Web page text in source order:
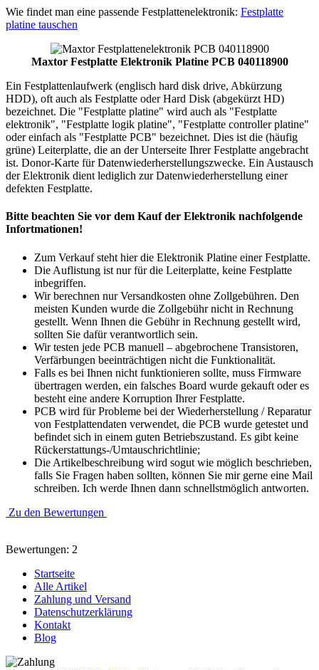
Wie findet man eine passende Festplattenelektronik: Festplatte
platine tauschen
Maxtor Festplatte Elektronik Platine PCB 040118900
Ein Festplattenlaufwerk (englisch hard disk drive, Abkürzung
HDD), oft auch als Festplatte oder Hard Disk (abgekürzt HD)
bezeichnet. Die "Festplatte platine" wird auch als "Festplatte
elektronik", "Festplatte logik platine", "Festplatte controller platine"
oder einfach als "Festplatte PCB" bezeichnet. Dies ist die (häufig
grüne) Leiterplatte, die an der Unterseite Ihrer Festplatte angebracht
ist. Donor-Karte für Datenwiederherstellungszwecke. Ein Austausch
der Elektronik dient lediglich zur Datenwiederherstellung einer
defekten Festplatte.
Bitte beachten Sie vor dem Kauf der Elektronik nachfolgende
Infortmationen!
Zum Verkauf steht hier die Elektronik Platine einer Festplatte.
Die Auflistung ist nur für die Leiterplatte, keine Festplatte
inbegriffen.
Wir berechnen nur Versandkosten ohne Zollgebühren. Den
meisten Kunden wurde die Zollgebühr nicht in Rechnung
gestellt. Wenn Ihnen die Gebühr in Rechnung gestellt wird,
sollten Sie dafür verantwortlich sein.
Wir testen jede PCB manuell – abgebrochene Transistoren,
Verfärbungen beeinträchtigen nicht die Funktionalität.
Falls es bei Ihnen nicht funktionieren sollte, muss Firmware
übertragen werden, ein falsches Board wurde gekauft oder es
besteht eine andere Korruption Ihrer Festplatte.
PCB wird für Probleme bei der Wiederherstellung / Reparatur
von Festplattendaten verwendet, die PCB wurde getestet und
befindet sich in einem guten Betriebszustand. Es gibt keine
Rückerstattungs-/Umtauschrichtlinie;
Die Artikelbeschreibung wird sogut wie möglich beschrieben,
falls Sie Fragen haben sollten, können Sie mir gerne eine Mail
schreiben. Ich werde Ihnen dann schnellstmöglich antworten.
Zu den Bewertungen
Bewertungen: 2
Startseite
Alle Artikel
Zahlung und Versand
Datenschutzerklärung
Kontakt
Blog